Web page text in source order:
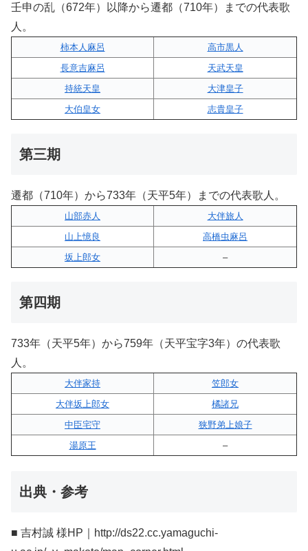
壬申の乱（672年）以降から遷都（710年）までの代表歌
人。
柿本人麻呂
高市黒人
長意吉麻呂
天武天皇
持統天皇
大津皇子
大伯皇女
志貴皇子
第三期
遷都（710年）から733年（天平5年）までの代表歌人。
山部赤人
大伴旅人
山上憶良
高橋虫麻呂
坂上郎女
–
第四期
733年（天平5年）から759年（天平宝字3年）の代表歌
人。
大伴家持
笠郎女
大伴坂上郎女
橘諸兄
中臣宅守
狭野弟上娘子
湯原王
–
出典・参考
■ 吉村誠 様HP｜http://ds22.cc.yamaguchi-